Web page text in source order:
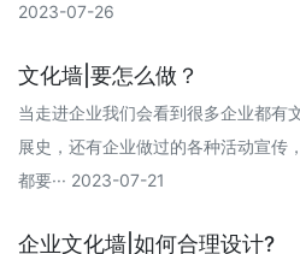
2023-07-26
文化墙|要怎么做？
当走进企业我们会看到很多企业都有
展史，还有企业做过的各种活动宣传
都要··· 2023-07-21
企业文化墙|如何合理设计?